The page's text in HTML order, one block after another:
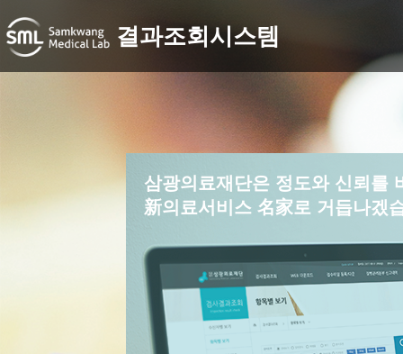
결과조회시스템
삼광의료재단은 정도와 신뢰를
新의료서비스 名家로 거듭나겠